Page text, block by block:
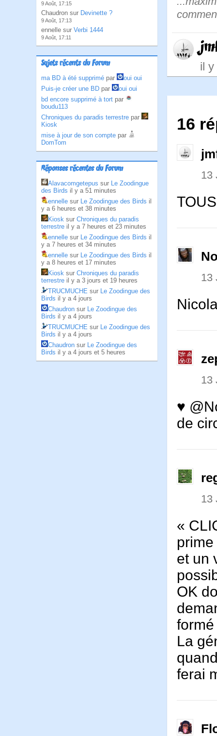
9 Août, 17:15
Chaudron sur Devinette ?
9 Août, 17:13
ennelle sur Verbi 1444
9 Août, 17:11
Sujets récents du Forum
ma BD à été supprimé par
oui oui
Puis-je créer une BD par
oui oui
bd encore supprimé à tort par
boudu113
Chroniques du paradis terrestre par
Kiosk
mise à jour de son compte par
DomTom
Réponses récentes du Forum
Alavacomgetepus sur Le Zoodingue
des Birds il y a 51 minutes
ennelle sur Le Zoodingue des Birds il
y a 6 heures et 38 minutes
Kiosk sur Chroniques du paradis
terrestre il y a 7 heures et 23 minutes
ennelle sur Le Zoodingue des Birds il
y a 7 heures et 34 minutes
ennelle sur Le Zoodingue des Birds il
y a 8 heures et 17 minutes
Kiosk sur Chroniques du paradis
terrestre il y a 3 jours et 19 heures
TRUCMUCHE sur Le Zoodingue des
Birds il y a 4 jours
Chaudron sur Le Zoodingue des
Birds il y a 4 jours
TRUCMUCHE sur Le Zoodingue des
Birds il y a 4 jours
Chaudron sur Le Zoodingue des
Birds il y a 4 jours et 5 heures
il y
16
13
13
13
♥
de
13
«
et un
OK
La
ferai